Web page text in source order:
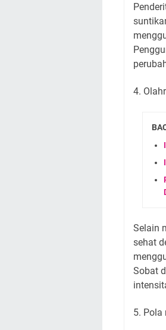
4.
Selain
sehat
Sobat
5. Pola